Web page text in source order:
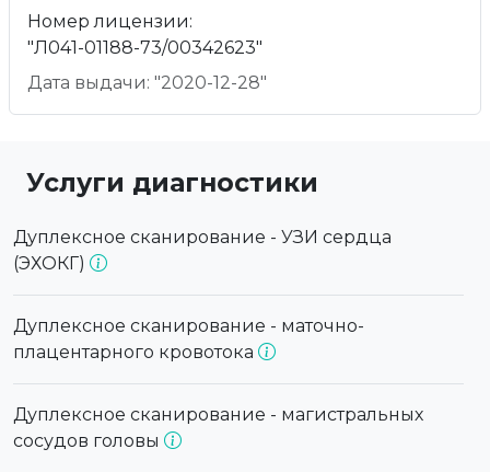
Номер лицензии:
"Л041-01188-73/00342623"
Дата выдачи: "2020-12-28"
Услуги диагностики
Дуплексное сканирование - УЗИ сердца
(ЭХОКГ)
Дуплексное сканирование - маточно-
плацентарного кровотока
Дуплексное сканирование - магистральных
сосудов головы